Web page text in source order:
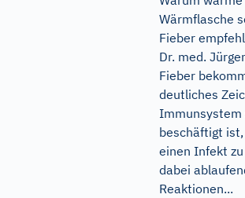
Wärmflasche
Fieber
Dr. med.
Fieber
deutliches
beschäftigt
einen Infekt
dabei
Reaktionen...